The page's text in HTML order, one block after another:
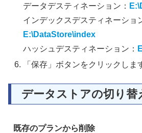
データデスティネーション：
インデックスデスティネーショ
E:\DataStore\index
ハッシュデスティネーション：
「保存」ボタンをクリックしま
データストアの切り替
既存のプランから削除